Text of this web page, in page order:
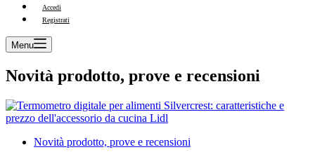
Accedi
Registrati
Menu
Novità prodotto, prove e recensioni
Novità prodotto, prove e recensioni